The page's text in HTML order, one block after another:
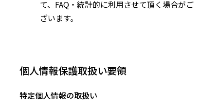
て、FAQ・統計的に利用させて頂く場合がご
ざいます。
個人情報保護取扱い要領
特定個人情報の取扱い